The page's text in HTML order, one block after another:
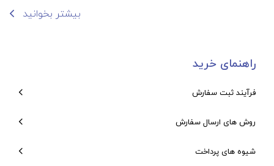
بیشتر بخوانید
راهنمای خرید
فرآیند ثبت سفارش
روش های ارسال سفارش
شیوه های پرداخت